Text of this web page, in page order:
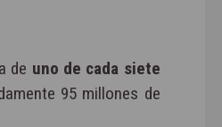
de uno de cada siete
95 millones de